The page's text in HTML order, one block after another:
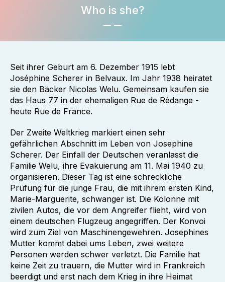
Who is she?
Seit ihrer Geburt am 6. Dezember 1915 lebt
Joséphine Scherer in Belvaux. Im Jahr 1938 heiratet
sie den Bäcker Nicolas Welu. Gemeinsam kaufen sie
das Haus 77 in der ehemaligen Rue de Rédange -
heute Rue de France.
Der Zweite Weltkrieg markiert einen sehr
gefährlichen Abschnitt im Leben von Josephine
Scherer. Der Einfall der Deutschen veranlasst die
Familie Welu, ihre Evakuierung am 11. Mai 1940 zu
organisieren. Dieser Tag ist eine schreckliche
Prüfung für die junge Frau, die mit ihrem ersten Kind,
Marie-Marguerite, schwanger ist. Die Kolonne mit
zivilen Autos, die vor dem Angreifer flieht, wird von
einem deutschen Flugzeug angegriffen. Der Konvoi
wird zum Ziel von Maschinengewehren. Josephines
Mutter kommt dabei ums Leben, zwei weitere
Personen werden schwer verletzt. Die Familie hat
keine Zeit zu trauern, die Mutter wird in Frankreich
beerdigt und erst nach dem Krieg in ihre Heimat